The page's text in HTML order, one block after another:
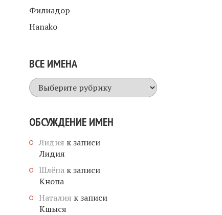
Филиадор
Hanako
ВСЕ ИМЕНА
Все
имена
ОБСУЖДЕНИЕ ИМЕН
Лидия к записи
Лидия
Шлёпа к записи
Кнопа
Наталия к записи
Кшыся